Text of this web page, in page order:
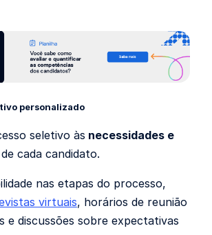
personalizado
seletivo às necessidades e
de cada candidato.
nas etapas do processo,
virtuais, horários de reunião
e discussões sobre expectativas